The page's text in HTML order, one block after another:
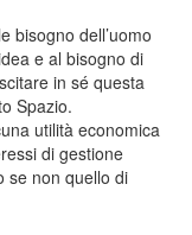
bisogno dell’uomo
e al bisogno di
in sé questa
Spazio.
utilità economica
di gestione
se non quello di